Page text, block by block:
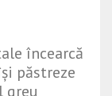
încearcă
păstreze
greu